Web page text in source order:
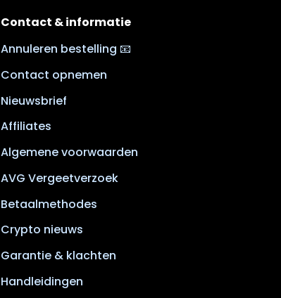
Contact & informatie
Annuleren bestelling 📧
Contact opnemen
Nieuwsbrief
Affiliates
Algemene voorwaarden
AVG Vergeetverzoek
Betaalmethodes
Crypto nieuws
Garantie & klachten
Handleidingen